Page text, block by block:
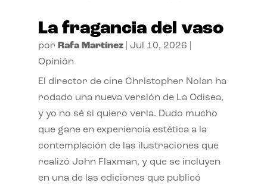
La fragancia del vaso
por Rafa Martínez| Jul 10, 2026
Opinión
El director de cine Christopher Nolan ha
rodado una nueva versión de La Odisea,
y yo no sé si quiero verla. Dudo mucho
que gane en experiencia estética a la
contemplación de las ilustraciones que
realizó John Flaxman, y que se incluyen
en una de las ediciones que publicó